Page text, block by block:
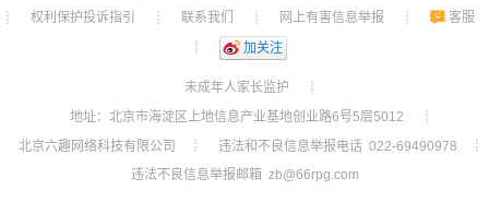
┊
权利保护投诉指引 ┊ 联系我们 ┊ 网上有害信息举报 ┊
客服
┊
加关注
未成年人家长监护
┊
地址：北京市海淀区上地信息产业基地创业路6号5层5012
┊
北京六趣网络科技有限公司
┊ 违法和不良信息举报电话 022-69490978
┊
违法不良信息举报邮箱 zb@66rpg.com